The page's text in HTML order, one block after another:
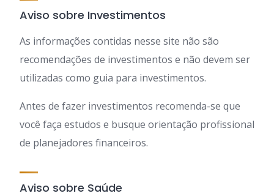
Aviso sobre Investimentos
As informações contidas nesse site não são
recomendações de investimentos e não devem ser
utilizadas como guia para investimentos.
Antes de fazer investimentos recomenda-se que
você faça estudos e busque orientação profissional
de planejadores financeiros.
Aviso sobre Saúde